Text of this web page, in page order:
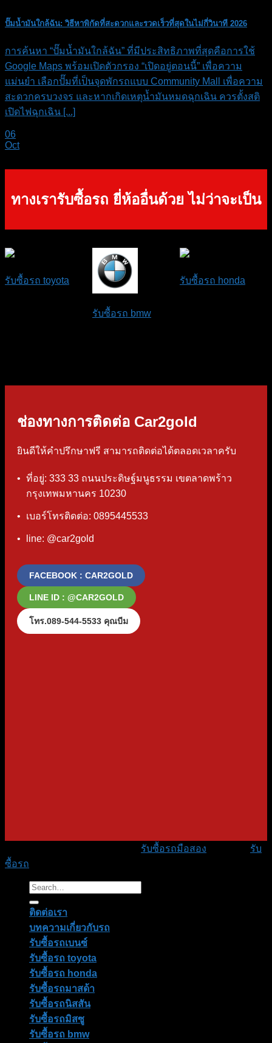
ปั๊มน้ำมันใกล้ฉัน: วิธีหาพิกัดที่สะดวกและรวดเร็วที่สุดในไม่กี่วินาที 2026
การค้นหา “ปั๊มน้ำมันใกล้ฉัน” ที่มีประสิทธิภาพที่สุดคือการใช้
Google Maps พร้อมเปิดตัวกรอง “เปิดอยู่ตอนนี้” เพื่อความ
แม่นยำ เลือกปั๊มที่เป็นจุดพักรถแบบ Community Mall เพื่อความ
สะดวกครบวงจร และหากเกิดเหตุน้ำมันหมดฉุกเฉิน ควรตั้งสติ
เปิดไฟฉุกเฉิน [...]
06
Oct
ทางเรารับซื้อรถ ยี่ห้ออื่นด้วย ไม่ว่าจะเป็น
รับซื้อรถ toyota
รับซื้อรถ bmw
รับซื้อรถ honda
ช่องทางการติดต่อ Car2gold
ยินดีให้คำปรึกษาฟรี สามารถติดต่อได้ตลอดเวลาครับ
ที่อยู่: 333 33 ถนนประดิษฐ์มนูธรรม เขตลาดพร้าว
กรุงเทพมหานคร 10230
เบอร์โทรติดต่อ: 0895445533
line: @car2gold
FACEBOOK : CAR2GOLD
LINE ID : @CAR2GOLD
โทร.089-544-5533 คุณบีม
รับซื้อรถมือสอง
รับ
ซื้อรถ
ติดต่อเรา
บทความเกี่ยวกับรถ
รับซื้อรถเบนซ์
รับซื้อรถ toyota
รับซื้อรถ honda
รับซื้อรถมาสด้า
รับซื้อรถนิสสัน
รับซื้อรถมิสซู
รับซื้อรถ bmw